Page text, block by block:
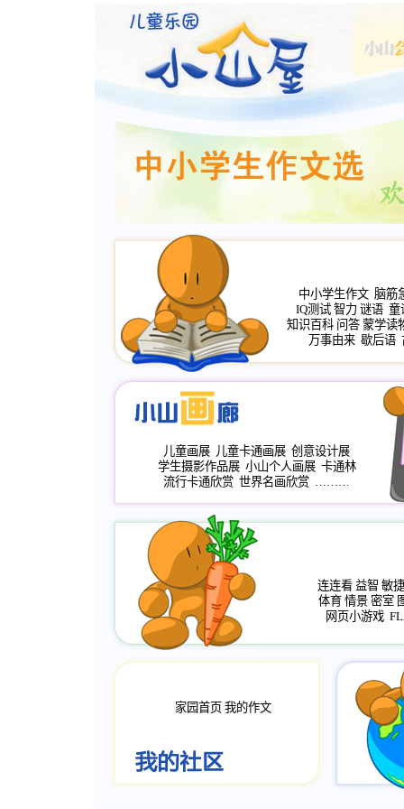
中小学生作文 脑筋
IQ测试 智力 谜语 童
知识百科 问答 蒙学读
万事由来 歇后语
儿童画展 儿童卡通画展 创意设计展
学生摄影作品展 小山个人画展 卡通林
流行卡通欣赏 世界名画欣赏 ………
连连看 益智 敏捷
体育 情景 密室
网页小游戏
家园首页 我的作文